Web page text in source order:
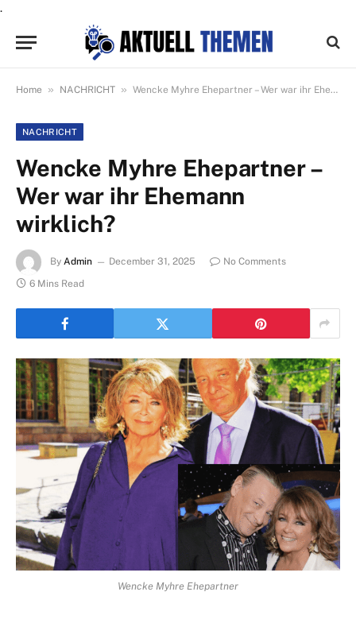
.
Home » NACHRICHT » Wencke Myhre Ehepartner – Wer war ihr Ehemann wirklich?
NACHRICHT
Wencke Myhre Ehepartner –
Wer war ihr Ehemann
wirklich?
By Admin December 31, 2025
No Comments
6 Mins Read
Wencke Myhre Ehepartner